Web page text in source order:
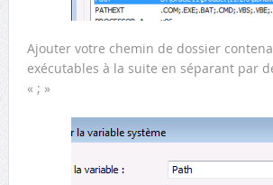
Ajouter votre chemin de dossier
exécutables à la suite en séparant par
« ; »